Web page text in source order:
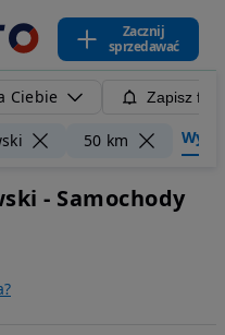
Zacznij
sprzedawać
Ciebie Zapisz
50 km
- Samochody